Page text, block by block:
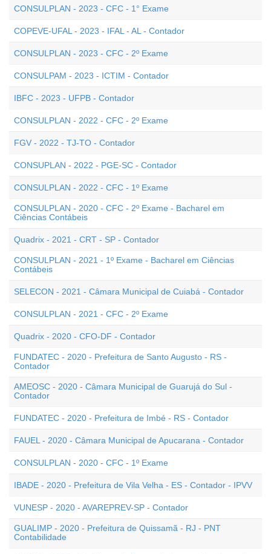
CONSULPLAN - 2023 - CFC - 1° Exame
COPEVE-UFAL - 2023 - IFAL - AL - Contador
CONSULPLAN - 2023 - CFC - 2º Exame
CONSULPAM - 2023 - ICTIM - Contador
IBFC - 2023 - UFPB - Contador
CONSULPLAN - 2022 - CFC - 2º Exame
FGV - 2022 - TJ-TO - Contador
CONSUPLAN - 2022 - PGE-SC - Contador
CONSULPLAN - 2022 - CFC - 1º Exame
CONSULPLAN - 2020 - CFC - 2º Exame - Bacharel em
Ciências Contábeis
Quadrix - 2021 - CRT - SP - Contador
CONSULPLAN - 2021 - 1º Exame - Bacharel em Ciências
Contábeis
SELECON - 2021 - Câmara Municipal de Cuiabá - Contador
CONSULPLAN - 2021 - CFC - 2º Exame
Quadrix - 2020 - CFO-DF - Contador
FUNDATEC - 2020 - Prefeitura de Santo Augusto - RS -
Contador
AMEOSC - 2020 - Câmara Municipal de Guarujá do Sul -
Contador
FUNDATEC - 2020 - Prefeitura de Imbé - RS - Contador
FAUEL - 2020 - Câmara Municipal de Apucarana - Contador
CONSULPLAN - 2020 - CFC - 1º Exame
IBADE - 2020 - Prefeitura de Vila Velha - ES - Contador - IPVV
VUNESP - 2020 - AVAREPREV-SP - Contador
GUALIMP - 2020 - Prefeitura de Quissamã - RJ - PNT
Contabilidade